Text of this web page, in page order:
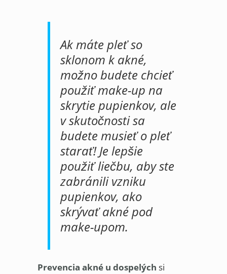
Ak máte pleť so
sklonom k akné,
možno budete chcieť
použiť make-up na
skrytie pupienkov, ale
v skutočnosti sa
budete musieť o pleť
starať! Je lepšie
použiť liečbu, aby ste
zabránili vzniku
pupienkov, ako
skrývať akné pod
make-upom.
Prevencia akné u dospelých si